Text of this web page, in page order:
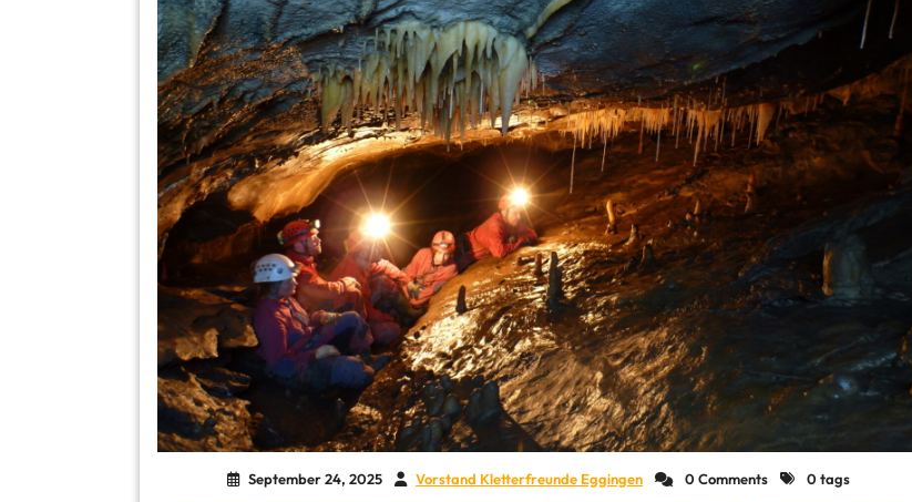
September 24, 2025 Vorstand Kletterfreunde Eggingen 0 Comments 0 tags